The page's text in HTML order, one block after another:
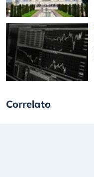
Correlato